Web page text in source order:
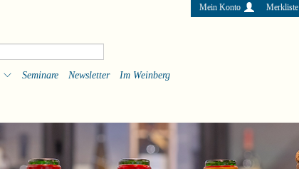
Mein Konto Merkliste
Seminare Newsletter Im Weinberg